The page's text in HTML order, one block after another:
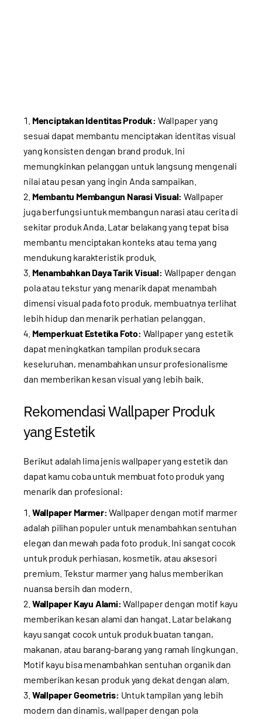
Menciptakan Identitas Produk: Wallpaper yang
sesuai dapat membantu menciptakan identitas visual
yang konsisten dengan brand produk. Ini
memungkinkan pelanggan untuk langsung mengenali
nilai atau pesan yang ingin Anda sampaikan.
Membantu Membangun Narasi Visual: Wallpaper
juga berfungsi untuk membangun narasi atau cerita di
sekitar produk Anda. Latar belakang yang tepat bisa
membantu menciptakan konteks atau tema yang
mendukung karakteristik produk.
Menambahkan Daya Tarik Visual: Wallpaper dengan
pola atau tekstur yang menarik dapat menambah
dimensi visual pada foto produk, membuatnya terlihat
lebih hidup dan menarik perhatian pelanggan.
Memperkuat Estetika Foto: Wallpaper yang estetik
dapat meningkatkan tampilan produk secara
keseluruhan, menambahkan unsur profesionalisme
dan memberikan kesan visual yang lebih baik.
Rekomendasi Wallpaper Produk
yang Estetik
Berikut adalah lima jenis wallpaper yang estetik dan
dapat kamu coba untuk membuat foto produk yang
menarik dan profesional:
Wallpaper Marmer: Wallpaper dengan motif marmer
adalah pilihan populer untuk menambahkan sentuhan
elegan dan mewah pada foto produk. Ini sangat cocok
untuk produk perhiasan, kosmetik, atau aksesori
premium. Tekstur marmer yang halus memberikan
nuansa bersih dan modern.
Wallpaper Kayu Alami: Wallpaper dengan motif kayu
memberikan kesan alami dan hangat. Latar belakang
kayu sangat cocok untuk produk buatan tangan,
makanan, atau barang-barang yang ramah lingkungan.
Motif kayu bisa menambahkan sentuhan organik dan
memberikan kesan produk yang dekat dengan alam.
Wallpaper Geometris: Untuk tampilan yang lebih
modern dan dinamis, wallpaper dengan pola